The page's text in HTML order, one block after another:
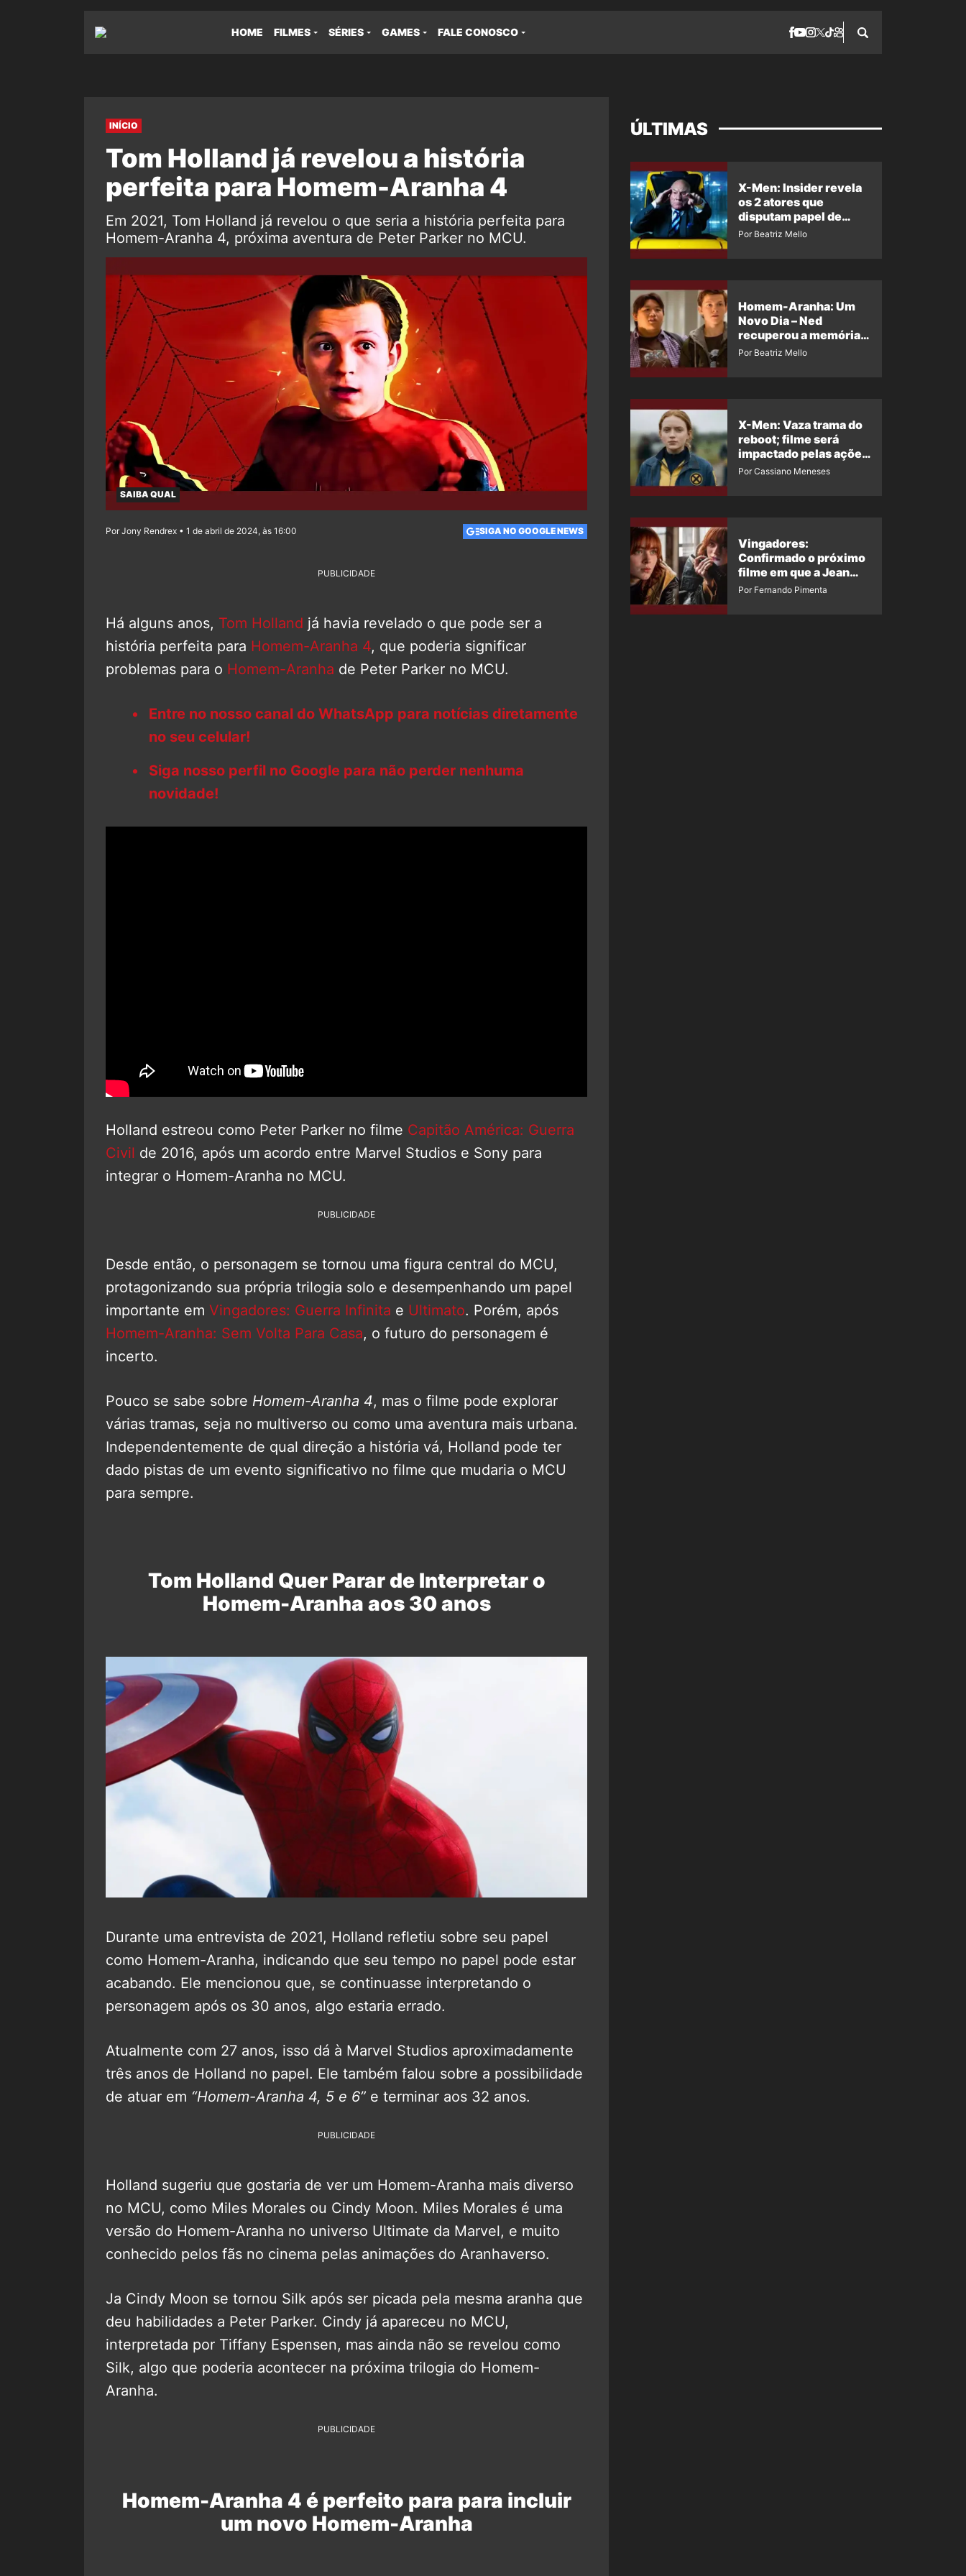
HOME FILMES SÉRIES GAMES FALE CONOSCO
INÍCIO
Tom Holland já revelou a história
perfeita para Homem-Aranha 4
Em 2021, Tom Holland já revelou o que seria a história perfeita para
Homem-Aranha 4, próxima aventura de Peter Parker no MCU.
SAIBA QUAL
Por Jony Rendrex • 1 de abril de 2024, às 16:00 SIGA NO GOOGLE NEWS
PUBLICIDADE
Há alguns anos, Tom Holland já havia revelado o que pode ser a
história perfeita para Homem-Aranha 4, que poderia significar
problemas para o Homem-Aranha de Peter Parker no MCU.
Entre no nosso canal do WhatsApp para notícias diretamente
no seu celular!
Siga nosso perfil no Google para não perder nenhuma
novidade!
Holland estreou como Peter Parker no filme Capitão América: Guerra
Civil de 2016, após um acordo entre Marvel Studios e Sony para
integrar o Homem-Aranha no MCU.
PUBLICIDADE
Desde então, o personagem se tornou uma figura central do MCU,
protagonizando sua própria trilogia solo e desempenhando um papel
importante em Vingadores: Guerra Infinita e Ultimato. Porém, após
Homem-Aranha: Sem Volta Para Casa, o futuro do personagem é
incerto.
Pouco se sabe sobre Homem-Aranha 4, mas o filme pode explorar
várias tramas, seja no multiverso ou como uma aventura mais urbana.
Independentemente de qual direção a história vá, Holland pode ter
dado pistas de um evento significativo no filme que mudaria o MCU
para sempre.
Tom Holland Quer Parar de Interpretar o
Homem-Aranha aos 30 anos
Durante uma entrevista de 2021, Holland refletiu sobre seu papel
como Homem-Aranha, indicando que seu tempo no papel pode estar
acabando. Ele mencionou que, se continuasse interpretando o
personagem após os 30 anos, algo estaria errado.
Atualmente com 27 anos, isso dá à Marvel Studios aproximadamente
três anos de Holland no papel. Ele também falou sobre a possibilidade
de atuar em “Homem-Aranha 4, 5 e 6” e terminar aos 32 anos.
PUBLICIDADE
Holland sugeriu que gostaria de ver um Homem-Aranha mais diverso
no MCU, como Miles Morales ou Cindy Moon. Miles Morales é uma
versão do Homem-Aranha no universo Ultimate da Marvel, e muito
conhecido pelos fãs no cinema pelas animações do Aranhaverso.
Ja Cindy Moon se tornou Silk após ser picada pela mesma aranha que
deu habilidades a Peter Parker. Cindy já apareceu no MCU,
interpretada por Tiffany Espensen, mas ainda não se revelou como
Silk, algo que poderia acontecer na próxima trilogia do Homem-
Aranha.
PUBLICIDADE
Homem-Aranha 4 é perfeito para para incluir
um novo Homem-Aranha
ÚLTIMAS
X-Men: Insider revela
os 2 atores que
disputam papel de
Professor X
Por Beatriz Mello
Homem-Aranha: Um
Novo Dia – Ned
recuperou a memória?
Ator quebra o silêncio
Por Beatriz Mello
X-Men: Vaza trama do
reboot; filme será
impactado pelas ações
de Jean Grey em
Por Cassiano Meneses
Vingadores:
Confirmado o próximo
filme em que a Jean
Grey irá aparecer
Por Fernando Pimenta